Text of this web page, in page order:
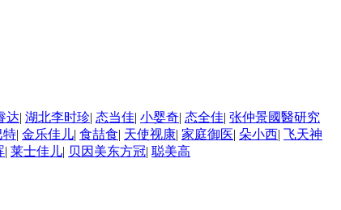
达| 湖北李时珍| 态当佳| 小婴奇| 态全佳| 张仲景國醫研究
特| 金乐佳儿| 食喆食| 天使视康| 家庭御医| 朵小西| 飞天神
| 莱士佳儿| 贝因美东方冠| 聪美高